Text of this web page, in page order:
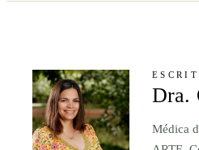
Dra.
Médica